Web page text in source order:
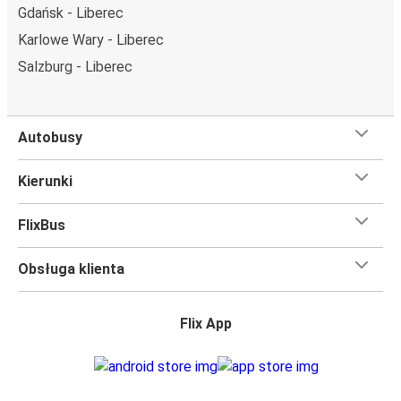
FlixBusa znajdziesz dzięki mapie zamieszczonej na stronie.
trasie Liberec - Udine
oznacza wygodną podróż w wielkim stylu, z
udogodnieniami
Większość naszych autobusów jest wyposażona w
jedną sztuka bagażu
nawet jeśli wybierasz się w długą podróż, nie musisz się
martwić, że nie wystarczy Ci miejsca w bagażu.
w naszych autobusach
zakupu biletu. Do wyboru maszmiejsce klasyczne,
Gdańsk - Liberec
Karlowe Wary - Liberec
Salzburg - Liberec
Autobusy
Kierunki
FlixBus
Obsługa klienta
Flix App